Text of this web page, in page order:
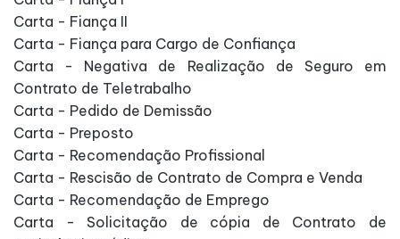
Carta - Fiança II
Carta - Fiança para Cargo de Confiança
Carta - Negativa de Realização de Seguro em
Contrato de Teletrabalho
Carta - Pedido de Demissão
Carta - Preposto
Carta - Recomendação Profissional
Carta - Rescisão de Contrato de Compra e Venda
Carta - Recomendação de Emprego
Carta - Solicitação de cópia de Contrato de